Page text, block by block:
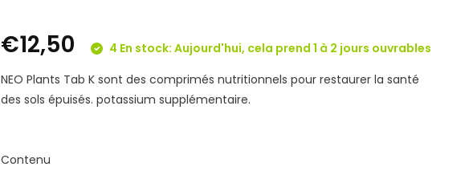
€12,50
4 En stock: Aujourd'hui, cela prend 1 à 2 jours ouvrables
NEO Plants Tab K sont des comprimés nutritionnels pour restaurer la santé
des sols épuisés. potassium supplémentaire.
Contenu